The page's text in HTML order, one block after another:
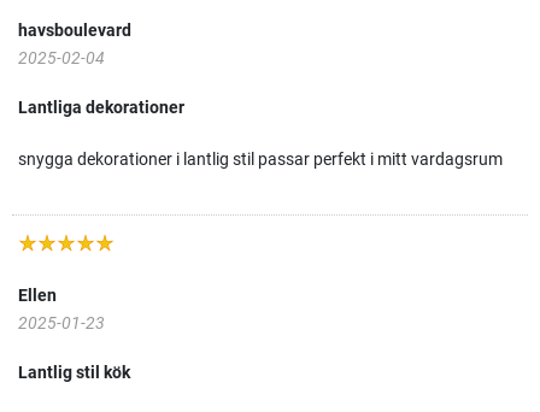
havsboulevard
2025-02-04
Lantliga dekorationer
snygga dekorationer i lantlig stil passar perfekt i mitt vardagsrum
Ellen
2025-01-23
Lantlig stil kök